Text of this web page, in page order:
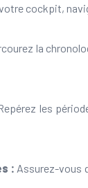
cockpit,
la
les
: Assurez-vous